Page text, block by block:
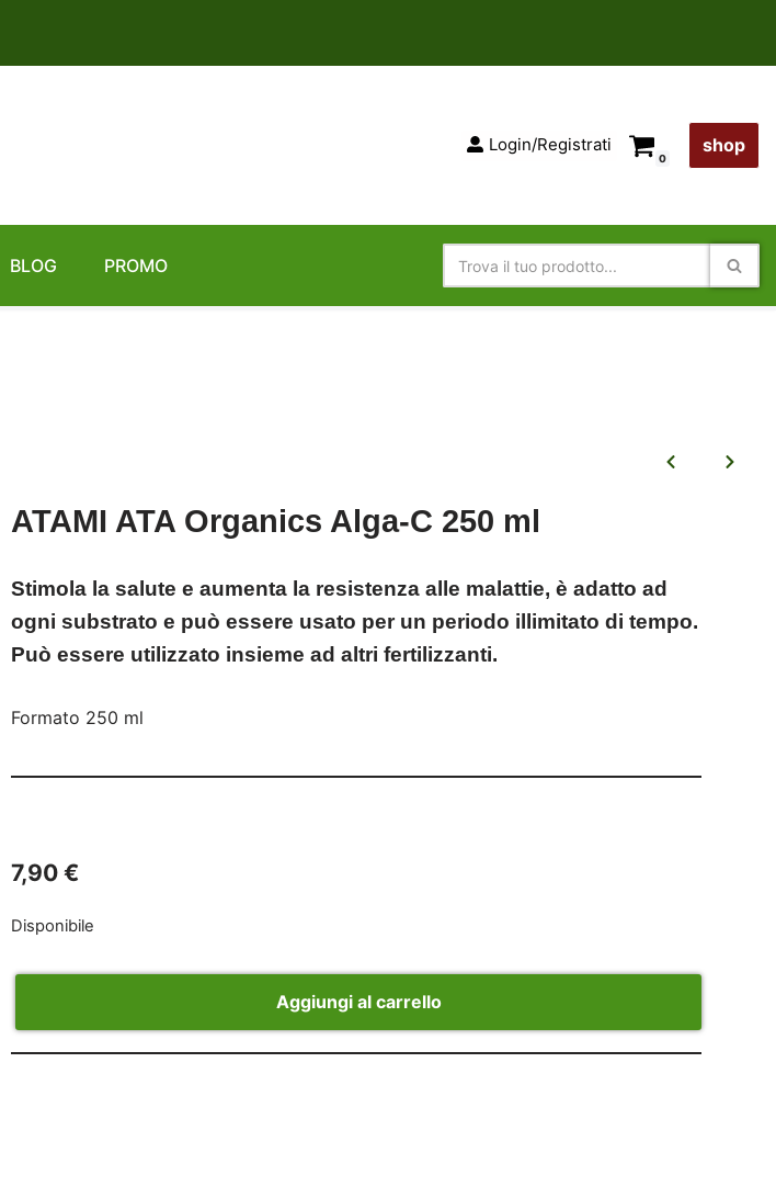
Login/Registrati
0
shop
BLOG PROMO
ATAMI ATA Organics Alga-C 250 ml
Stimola la salute e aumenta la resistenza alle malattie, è adatto ad
ogni substrato e può essere usato per un periodo illimitato di tempo.
Può essere utilizzato insieme ad altri fertilizzanti.
Formato 250 ml
7,90 €
Disponibile
Aggiungi al carrello